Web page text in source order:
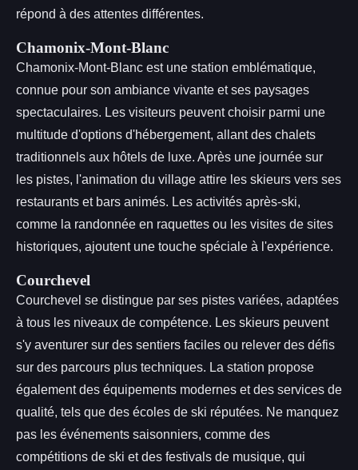
répond à des attentes différentes.
Chamonix-Mont-Blanc
Chamonix-Mont-Blanc est une station emblématique,
connue pour son ambiance vivante et ses paysages
spectaculaires. Les visiteurs peuvent choisir parmi une
multitude d'options d'hébergement, allant des chalets
traditionnels aux hôtels de luxe. Après une journée sur
les pistes, l'animation du village attire les skieurs vers ses
restaurants et bars animés. Les activités après-ski,
comme la randonnée en raquettes ou les visites de sites
historiques, ajoutent une touche spéciale à l'expérience.
Courchevel
Courchevel se distingue par ses pistes variées, adaptées
à tous les niveaux de compétence. Les skieurs peuvent
s'y aventurer sur des sentiers faciles ou relever des défis
sur des parcours plus techniques. La station propose
également des équipements modernes et des services de
qualité, tels que des écoles de ski réputées. Ne manquez
pas les événements saisonniers, comme des
compétitions de ski et des festivals de musique, qui